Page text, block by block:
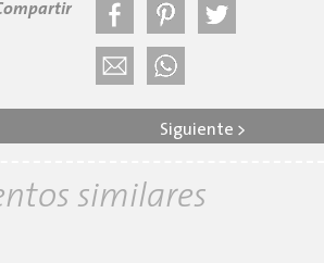
Siguiente >
similares